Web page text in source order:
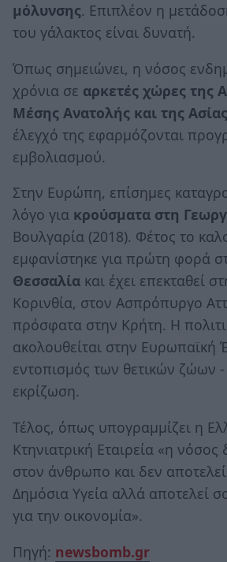
μόλυνσης. Επιπλέον η
του γάλακτος είναι δυνατή.
Όπως σημειώνει, η νόσος
χρόνια σε αρκετές χώρες της
Μέσης Ανατολής και της Ασίας
έλεγχό της εφαρμόζονται
εμβολιασμού.
Στην Ευρώπη, επίσημες
λόγο για κρούσματα στη
Βουλγαρία (2018). Φέτος το
εμφανίστηκε για πρώτη φορά
Θεσσαλία και έχει επεκταθεί
Κορινθία, στον Ασπρόπυργο
πρόσφατα στην Κρήτη. Η
ακολουθείται στην Ευρωπαϊκή
εντοπισμός των θετικών ζώων
εκρίζωση.
Τέλος, όπως υπογραμμίζει η
Κτηνιατρική Εταιρεία «η νόσος
στον άνθρωπο και δεν
Δημόσια Υγεία αλλά αποτελεί
για την οικονομία».
Πηγή: newsbomb.gr